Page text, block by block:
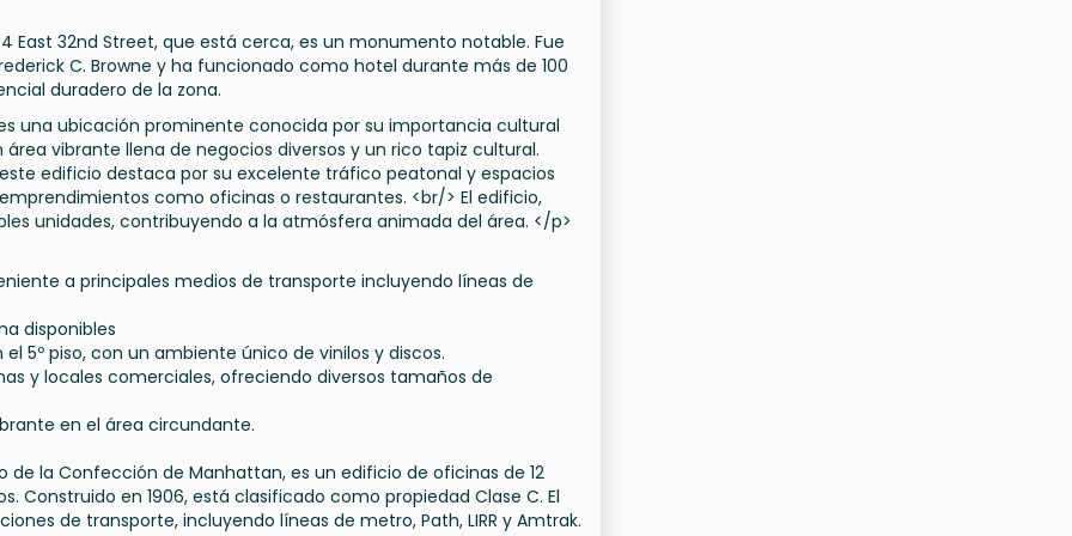
East 32nd Street, que está cerca, es un monumento notable. Fue
C. Browne y ha funcionado como hotel durante más de 100
duradero de la zona.
una ubicación prominente conocida por su importancia cultural
vibrante llena de negocios diversos y un rico tapiz cultural.
edificio destaca por su excelente tráfico peatonal y espacios
como oficinas o restaurantes. <br/> El edificio,
unidades, contribuyendo a la atmósfera animada del área. </p>
a principales medios de transporte incluyendo líneas de
disponibles
5º piso, con un ambiente único de vinilos y discos.
y locales comerciales, ofreciendo diversos tamaños de
en el área circundante.
de la Confección de Manhattan, es un edificio de oficinas de 12
Construido en 1906, está clasificado como propiedad Clase C. El
de transporte, incluyendo líneas de metro, Path, LIRR y Amtrak.